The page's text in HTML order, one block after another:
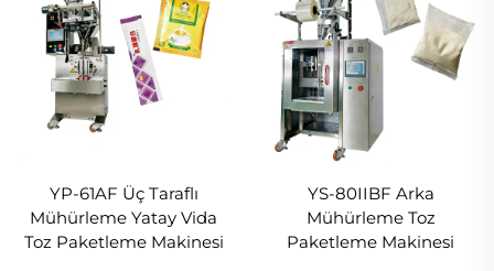
YP-61AF Üç Taraflı
Mühürleme Yatay Vida
Toz Paketleme Makinesi
YS-80IIBF Arka
Mühürleme Toz
Paketleme Makinesi